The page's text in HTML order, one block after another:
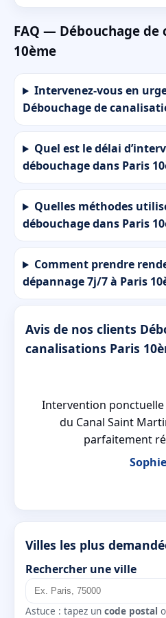
FAQ — Débouchage de
10ème
Intervenez-vous en
Débouchage de
Quel est le délai
débouchage dans Paris
Quelles méthodes
débouchage dans Paris
Comment prendre
dépannage 7j/7 à Paris
Avis de nos clients
canalisations Paris
Intervention ponctuelle
du Canal Saint
parfaitement
Villes les plus
Rechercher une ville
Astuce : tapez un code postal